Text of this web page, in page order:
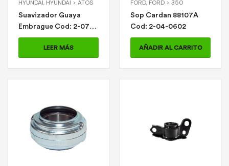
HYUNDAI, HYUNDAI > ATOS
Suavizador Guaya
Embrague Cod: 2-07-
0840
LEER MÁS
FORD, FORD > 350
Sop Cardan 88107A
Cod: 2-04-0602
AÑADIR AL CARRITO